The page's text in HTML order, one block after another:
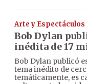
Arte y Espectáculos
Bob Dylan
inédita de 17
Bob Dylan publicó
tema inédito de
temáticamente, es